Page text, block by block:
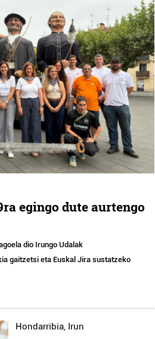
egingo dute aurtengo
dio Irungo Udalak
gaitzetsi eta Euskal Jira sustatzeko
Hondarribia, Irun